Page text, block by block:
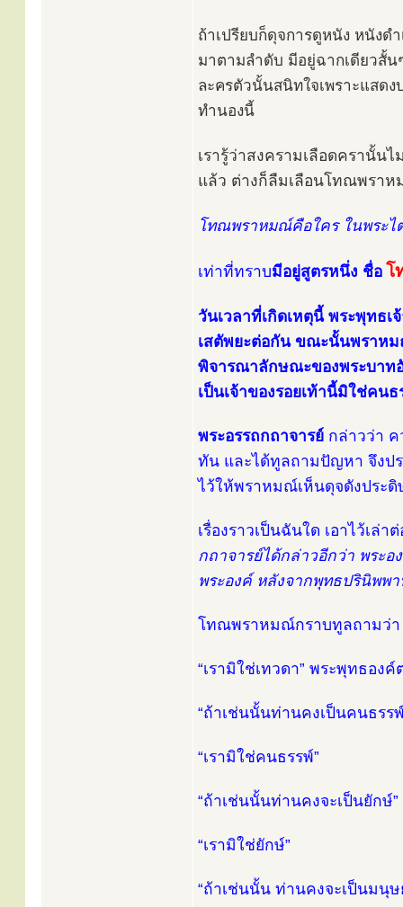
ถ้าเปรียบก็ดุจการดูหนัง หนังด
มาตามลำดับ มีอยู่ฉากเดียวสั้
ละครตัวนั้นสนิทใจเพราะแสด
ทำนองนี้
เรารู้ว่าสงครามเลือดครานั้น
แล้ว ต่างก็ลืมเลือนโทณพรา
โทณพราหมณ์คือใคร ในพระไ
เท่าที่ทราบมีอยู่สูตรหนึ่ง ชื่อ โ
วันเวลาที่เกิดเหตุนี้ พระพุทธเ
เสตัพยะต่อกัน ขณะนั้นพราห
พิจารณาลักษณะของพระบาท
เป็นเจ้าของรอยเท้านี้มิใช่คน
พระอรรถกถาจารย์ กล่าวว่า
ทัน และได้ทูลถามปัญหา จึงป
ไว้ให้พราหมณ์เห็นดุจดังประ
เรื่องราวเป็นฉันใด เอาไว้เ
กถาจารย์ได้กล่าวอีกว่า พระ
พระองค์ หลังจากพุทธปรินิพพ
โทณพราหมณ์กราบทูลถามว่า
“เรามิใช่เทวดา” พระพุทธองค์
“ถ้าเช่นนั้นท่านคงเป็นคนธรร
“เรามิใช่คนธรรพ์”
“ถ้าเช่นนั้นท่านคงจะเป็นยักษ์”
“เรามิใช่ยักษ์”
“ถ้าเช่นนั้น ท่านคงจะเป็นมนุษ